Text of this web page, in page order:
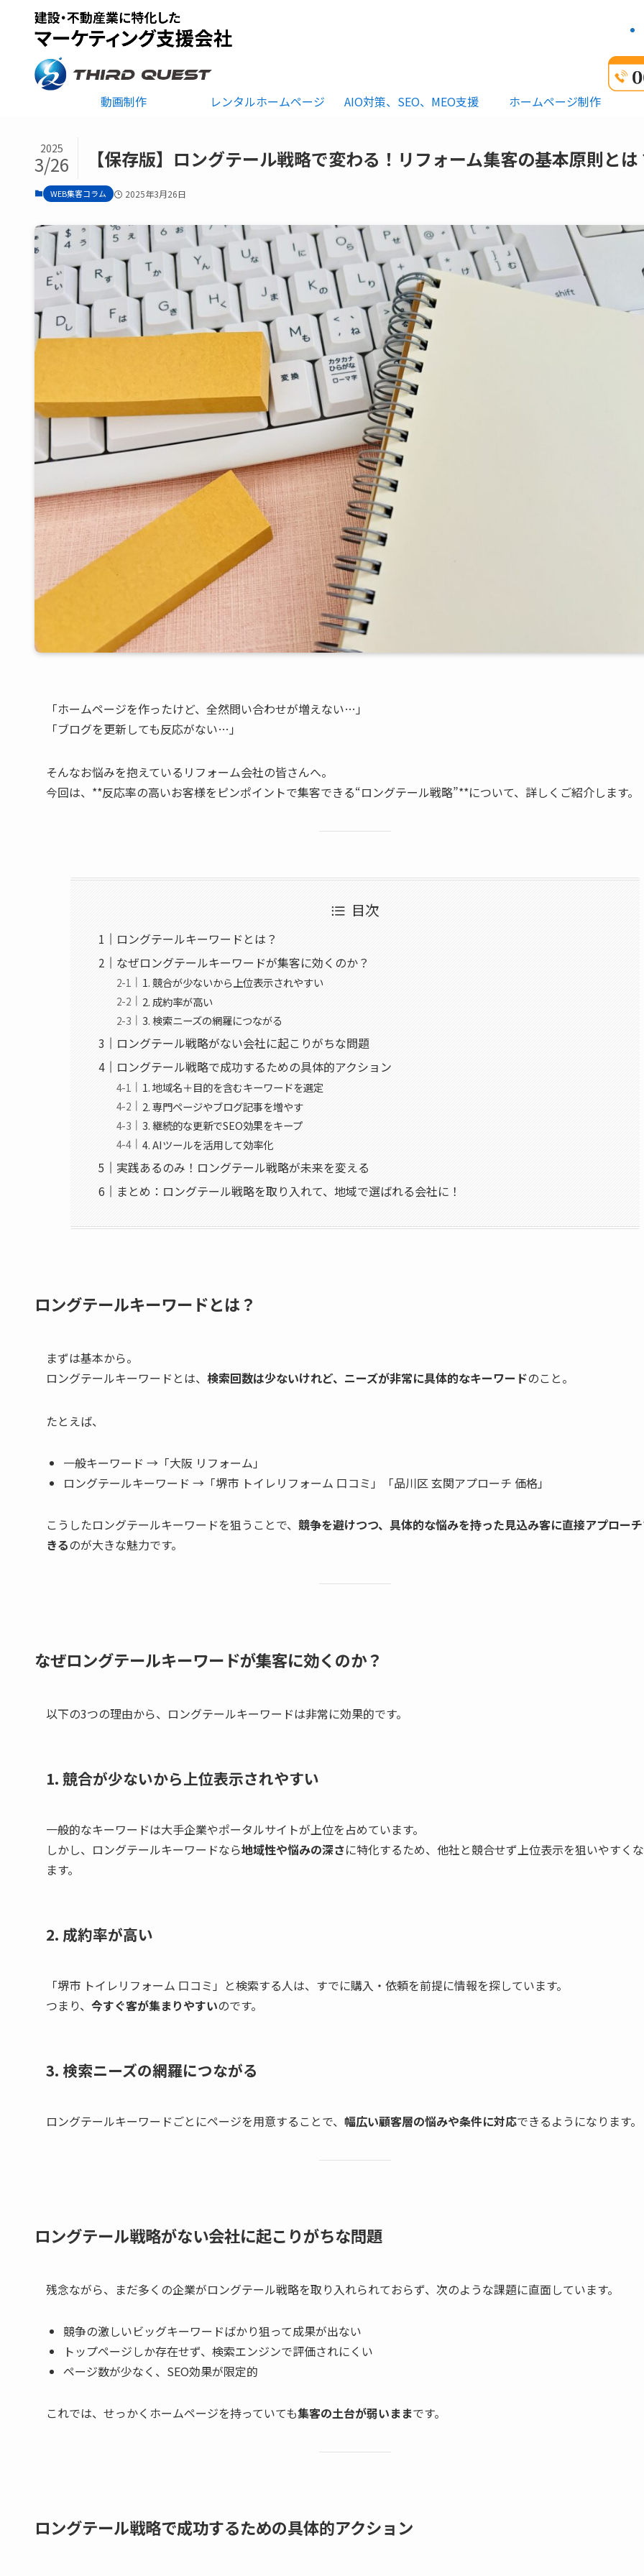
動画制作 レンタルホームページ AIO対策、SEO、MEO支援 ホームページ制作
【保存版】ロングテール戦略で変わる！リフォーム集客の基本原則とは
2025
3/26
WEB集客コラム 2025年3月26日
「ホームページを作ったけど、全然問い合わせが増えない…」
「ブログを更新しても反応がない…」
そんなお悩みを抱えているリフォーム会社の皆さんへ。
今回は、**反応率の高いお客様をピンポイントで集客できる“ロングテール戦略”**について、詳しくご紹介します。
目次
ロングテールキーワードとは？
なぜロングテールキーワードが集客に効くのか？
1. 競合が少ないから上位表示されやすい
2. 成約率が高い
3. 検索ニーズの網羅につながる
ロングテール戦略がない会社に起こりがちな問題
ロングテール戦略で成功するための具体的アクション
1. 地域名＋目的を含むキーワードを選定
2. 専門ページやブログ記事を増やす
3. 継続的な更新でSEO効果をキープ
4. AIツールを活用して効率化
実践あるのみ！ロングテール戦略が未来を変える
まとめ：ロングテール戦略を取り入れて、地域で選ばれる会社に！
ロングテールキーワードとは？
まずは基本から。
ロングテールキーワードとは、 検索回数は少ないけれど、ニーズが非常に具体的なキーワードのこと。
たとえば、
一般キーワード →「大阪 リフォーム」
ロングテールキーワード →「堺市 トイレリフォーム 口コミ」「品川区 玄関アプローチ 価格」
こうしたロングテールキーワードを狙うことで、 競争を避けつつ、具体的な悩みを持った見込み客に直接アプロー
きるのが大きな魅力です。
なぜロングテールキーワードが集客に効くのか？
以下の3つの理由から、ロングテールキーワードは非常に効果的です。
1. 競合が少ないから上位表示されやすい
一般的なキーワードは大手企業やポータルサイトが上位を占めています。
しかし、ロングテールキーワードなら地域性や悩みの深さに特化するため、他社と競合せず上位表示を狙いやすく
ます。
2. 成約率が高い
「堺市 トイレリフォーム 口コミ」と検索する人は、すでに購入・依頼を前提に情報を探しています。
つまり、 今すぐ客が集まりやすいのです。
3. 検索ニーズの網羅につながる
ロングテールキーワードごとにページを用意することで、 幅広い顧客層の悩みや条件に対応できるようになります。
ロングテール戦略がない会社に起こりがちな問題
残念ながら、まだ多くの企業がロングテール戦略を取り入れられておらず、次のような課題に直面しています。
競争の激しいビッグキーワードばかり狙って成果が出ない
トップページしか存在せず、検索エンジンで評価されにくい
ページ数が少なく、SEO効果が限定的
これでは、せっかくホームページを持っていても集客の土台が弱いままです。
ロングテール戦略で成功するための具体的アクション